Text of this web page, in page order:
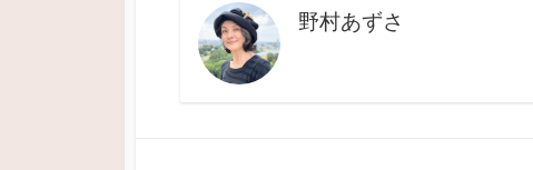
共
有
(
新
し
い
は
ク
リ
ッ
ク
し
で
共
信
(
新
野村あずさ